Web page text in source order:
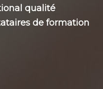
qualité
de formation